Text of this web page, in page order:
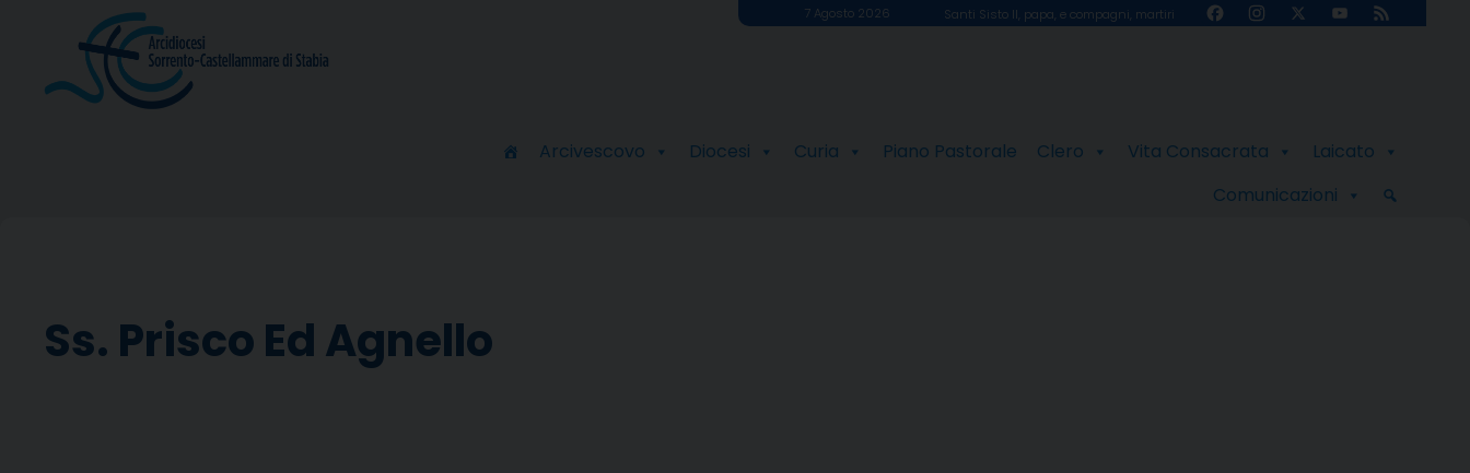
7 Agosto 2026 Santi Sisto II, papa, e compagni, martiri FacebookInstagram
X
YouTube
Feed
Arcivescovo Diocesi Curia Piano Pastorale Clero Vita Consacrata
Laicato
Comunicazioni
Ss. Prisco Ed Agnello